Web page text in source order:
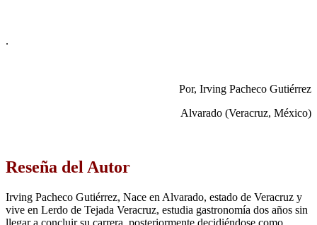
.
Por, Irving Pacheco Gutiérrez
Alvarado (Veracruz, México)
Reseña del Autor
Irving Pacheco Gutiérrez, Nace en Alvarado, estado de Veracruz y
vive en Lerdo de Tejada Veracruz, estudia gastronomía dos años sin